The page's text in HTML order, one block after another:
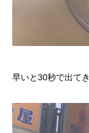
早いと30秒で出てき